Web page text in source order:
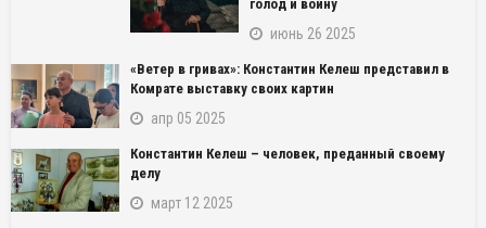
голод и войну
июнь 26 2025
«Ветер в гривах»: Константин Келеш представил в
Комрате выставку своих картин
апр 05 2025
Константин Келеш – человек, преданный своему
делу
март 12 2025